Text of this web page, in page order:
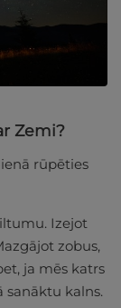
Zemi?
rūpēties
Izejot
zobus,
ja mēs katrs
sanāktu kalns.